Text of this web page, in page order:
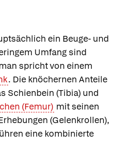
ein Beuge- und
Umfang sind
spricht von einem
. Die knöchernen Anteile
Schienbein (Tibia) und
(Femur) mit seinen
(Gelenkrollen),
eine kombinierte